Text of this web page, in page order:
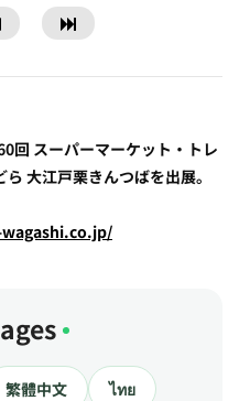
回 スーパーマーケット・トレ
大江戸栗きんつばを出展。
繁體中文 ไทย